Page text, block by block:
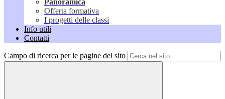
Panoramica
Offerta formativa
I progetti delle classi
Info utili
Contatti
Campo di ricerca per le pagine del sito